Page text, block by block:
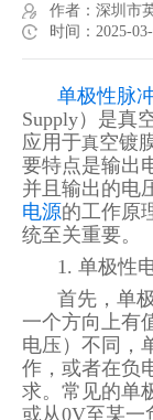
作者：深圳市
时间：2025-
单极性脉
Supply）是真
应用于真空镀
要特点是输出
并且输出的电
电源的工作原
统至关重要。
1. 单极性
首先，单
一个方向上有
电压）不同，
作，或者在负
求。常见的单
或从0V至某一